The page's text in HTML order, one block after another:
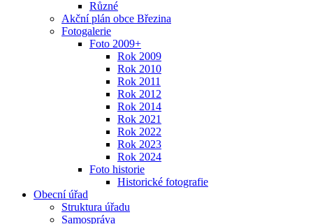
Různé
Akční plán obce Březina
Fotogalerie
Foto 2009+
Rok 2009
Rok 2010
Rok 2011
Rok 2012
Rok 2014
Rok 2021
Rok 2022
Rok 2023
Rok 2024
Foto historie
Historické fotografie
Obecní úřad
Struktura úřadu
Samospráva